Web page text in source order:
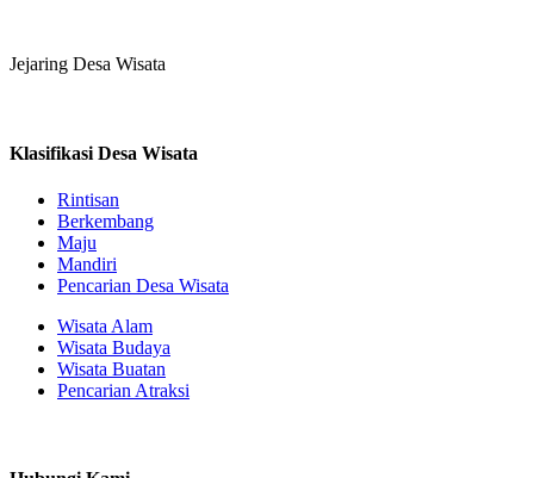
Jejaring Desa Wisata
Klasifikasi Desa Wisata
Rintisan
Berkembang
Maju
Mandiri
Pencarian Desa Wisata
Wisata Alam
Wisata Budaya
Wisata Buatan
Pencarian Atraksi